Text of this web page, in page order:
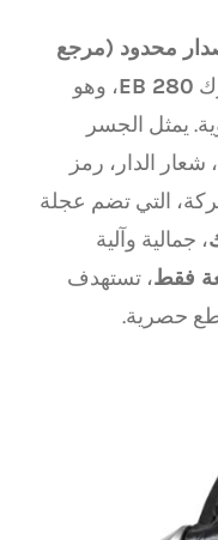
الكرونوغراف 1887 إصدار محدود (مرجع
EB 280، وهو
يمثل الجسر
الدار، رمز
التي تضم عجلة
، جمالية وآلية
، تستهدف
حصرية.